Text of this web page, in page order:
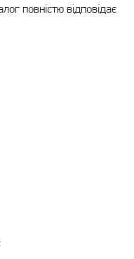
повністю відповідає